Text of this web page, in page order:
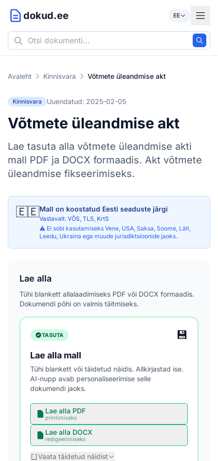
dokud.ee EE
Avaleht Kinnisvara Võtmete üleandmise akt
Kinnisvara Uuendatud: 2025-02-05
Võtmete üleandmise akt
Lae tasuta alla võtmete üleandmise akti
mall PDF ja DOCX formaadis. Akt võtmete
üleandmise fikseerimiseks.
🇪🇪Mall on koostatud Eesti seaduste järgi
Vastavalt: VÕS, TLS, KrtS
⚠️ Ei sobi kasutamiseks Vene, USA, Saksa, Soome, Läti,
Leedu, Ukraina ega muude jurisdiktsioonide jaoks.
Lae alla
Tühi blankett allalaadimiseks PDF või DOCX formaadis.
Dokumendi põhi on valmis täitmiseks.
TASUTA 💾
Lae alla mall
Tühi blankett või täidetud näidis. Allkirjastad ise.
AI-nupp avab personaliseerimise selle
dokumendi jaoks.
Lae alla PDF
printimiseks
Lae alla DOCX
redigeerimiseks
Vaata täidetud näidist